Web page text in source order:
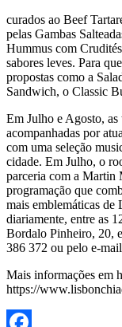
curados ao Beef
pelas Gambas
Hummus com
sabores leves. Para
propostas como a
Sandwich, o Classic
Em Julho e Agosto, as
acompanhadas por
com uma seleção
cidade. Em Julho, o
parceria com a Martin
programação que
mais emblemáticas
diariamente, entre as
Bordalo Pinheiro, 20,
386 372 ou pelo e-
Mais informações em
https://